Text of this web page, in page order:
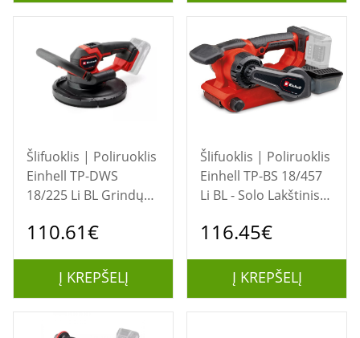
Šlifuoklis | Poliruoklis
Einhell TP-DWS
18/225 Li BL Grindų
RPM Juoda, Raudona
110.61€
Į KREPŠELĮ
Šlifuoklis | Poliruoklis
Einhell TP-BS 18/457
Li BL - Solo Lakštinis
Raudona
116.45€
Į KREPŠELĮ